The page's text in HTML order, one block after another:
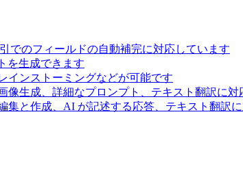
でのフィールドの自動補完に対応しています
を生成できます
インストーミングなどが可能です
生成、詳細なプロンプト、テキスト翻訳に対
と作成、AI が記述する応答、テキスト翻訳